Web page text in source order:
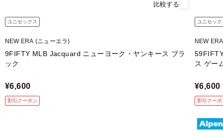
比較する
ユニセックス
NEW ERA (ニューエラ)
9FIFTY MLB Jacquard ニューヨーク・ヤンキース ブラ
ック
¥6,600
割引クーポン
ユニセック
NEW
ス ゲー
¥6,600
割引クーポ